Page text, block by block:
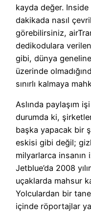
kayda değer. Inside
dakikada nasıl
görebilirsiniz,
dedikodulara
gibi, dünya
üzerinde
sınırlı kalmaya
Aslında paylaşım
durumda ki,
başka yapacak bir
eskisi gibi değil;
milyarlarca insanın
Jetblue’da 2008
uçaklarda mahsur
Yolculardan bir
içinde röportajlar